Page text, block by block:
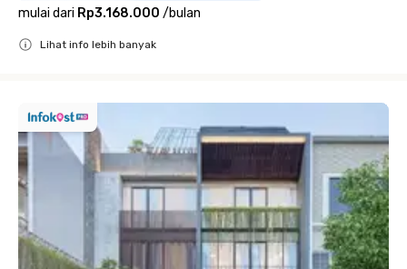
mulai dari Rp3.168.000 /bulan
Lihat info lebih banyak